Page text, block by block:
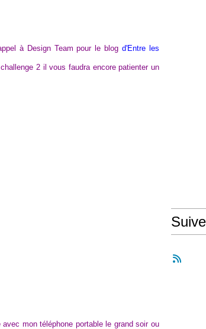
à Design Team pour le blog d'Entre les
2 il vous faudra encore patienter un
mon téléphone portable le grand soir ou